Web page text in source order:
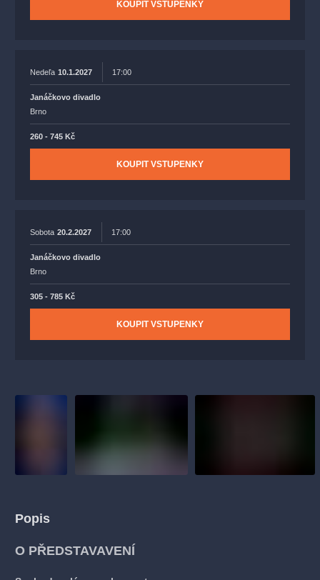
KOUPIT VSTUPENKY
Nedeľa 10.1.2027 17:00
Janáčkovo divadlo
Brno
260 - 745 Kč
KOUPIT VSTUPENKY
Sobota 20.2.2027 17:00
Janáčkovo divadlo
Brno
305 - 785 Kč
KOUPIT VSTUPENKY
Popis
O PŘEDSTAVAVENÍ